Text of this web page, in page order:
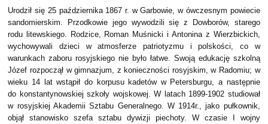
Urodził się 25 października 1867 r. w Garbowie, w ówczesnym powiecie
sandomierskim. Przodkowie jego wywodzili się z Dowborów, starego
rodu litewskiego. Rodzice, Roman Muśnicki i Antonina z Wierzbickich,
wychowywali dzieci w atmosferze patriotyzmu i polskości, co w
warunkach zaboru rosyjskiego nie było łatwe. Swoją edukację szkolną
Józef rozpoczął w gimnazjum, z konieczności rosyjskim, w Radomiu; w
wieku 14 lat wstąpił do korpusu kadetów w Petersburgu, a następnie
do konstantynowskiej szkoły wojskowej. W latach 1899-1902 studiował
w rosyjskiej Akademii Sztabu Generalnego. W 1914r., jako pułkownik,
objął stanowisko szefa sztabu dywizji piechoty. W czasie I wojny